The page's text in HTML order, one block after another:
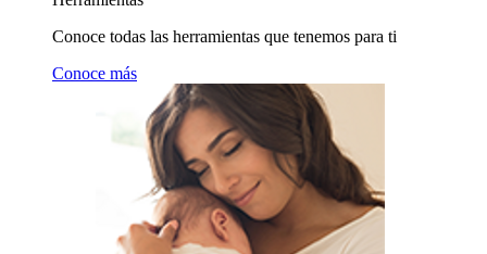
Conoce todas las herramientas que tenemos para ti
Conoce más